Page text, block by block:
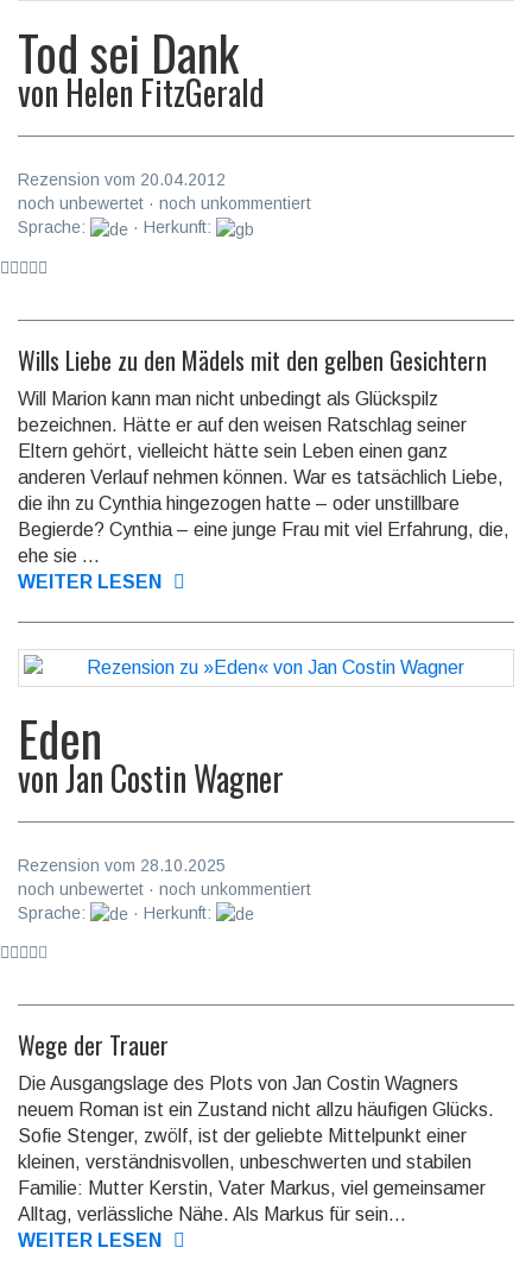
Tod sei Dank
von Helen FitzGerald
Rezension vom 20.04.2012
noch unbewertet · noch unkommentiert
Sprache:
· Herkunft:
Wills Liebe zu den Mädels mit den gelben Gesichtern
Will Marion kann man nicht unbedingt als Glückspilz
bezeichnen. Hätte er auf den weisen Ratschlag seiner
Eltern gehört, vielleicht hätte sein Leben einen ganz
anderen Verlauf nehmen können. War es tatsächlich Liebe,
die ihn zu Cynthia hingezogen hatte – oder unstillbare
Begierde? Cynthia – eine junge Frau mit viel Erfahrung, die,
ehe sie ...
WEITER LESEN
Eden
vonJan Costin Wagner
Rezension vom 28.10.2025
noch unbewertet · noch unkommentiert
Sprache:
· Herkunft:
Wege der Trauer
Die Ausgangslage des Plots von Jan Costin Wagners
neuem Roman ist ein Zustand nicht allzu häufigen Glücks.
Sofie Stenger, zwölf, ist der geliebte Mittel­punkt einer
kleinen, ver­ständ­nis­vollen, un­be­schwer­ten und stabilen
Familie: Mutter Kerstin, Vater Markus, viel ge­mein­samer
Alltag, ver­läss­liche Nähe. Als Markus für sein...
WEITER LESEN